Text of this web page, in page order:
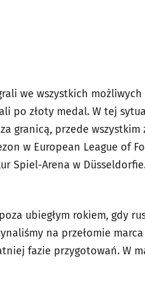
we wszystkich
po złoty medal. W tej
granicą, przede wszystkim
w European League of
Spiel-Arena w
ubiegłym rokiem, gdy
na przełomie
fazie przygotowań. W